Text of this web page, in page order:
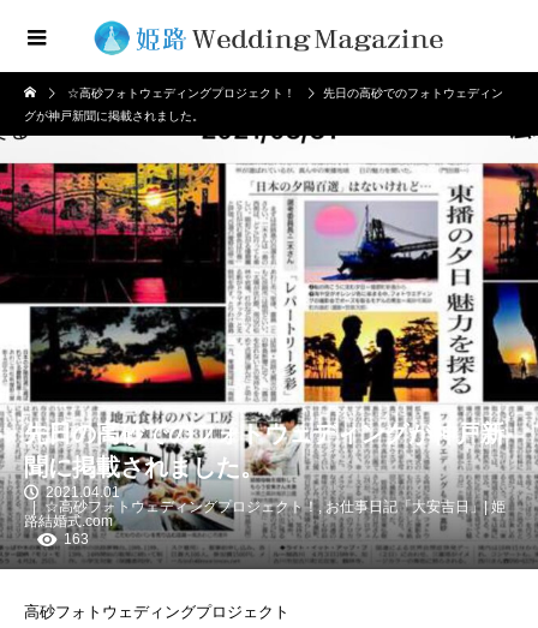
☆高砂フォトウェディングプロジェクト！
先日の高砂でのフォトウェディン
グが神戸新聞に掲載されました。
先日の高砂でのフォトウェディングが神戸新
聞に掲載されました。
2021.04.01
☆高砂フォトウェディングプロジェクト！,お仕事日記「大安吉日」| 姫
路結婚式.com
163
高砂フォトウェディングプロジェクト